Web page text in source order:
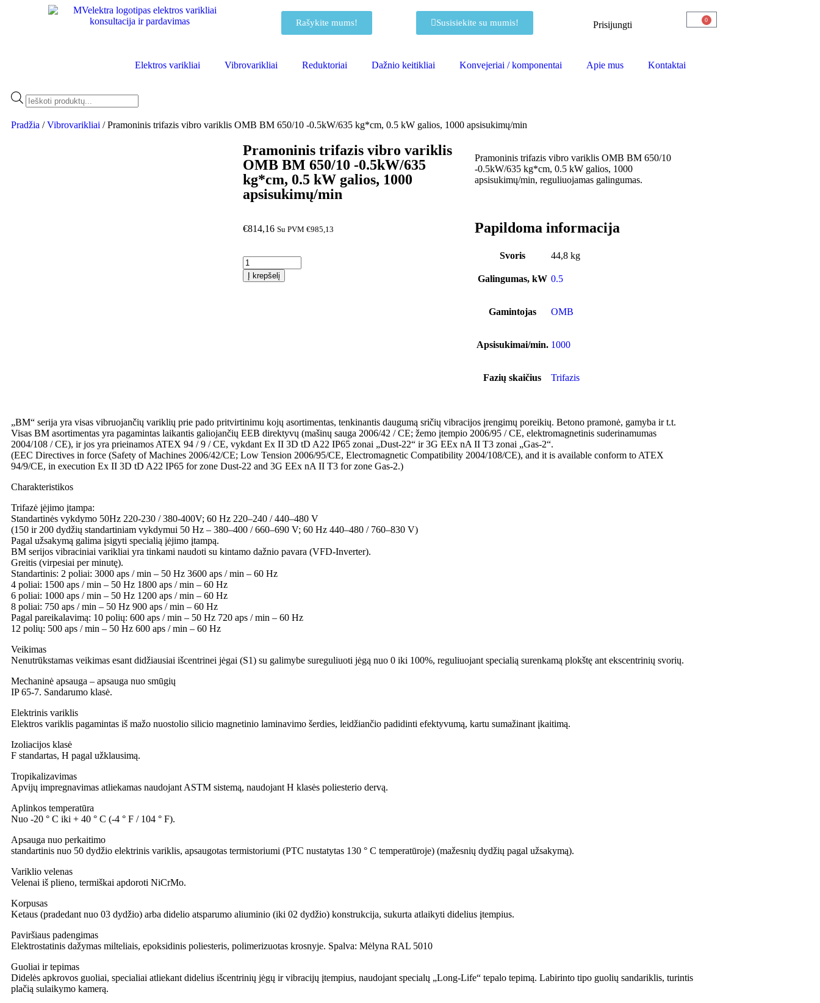
Rašykite mums! Susisiekite su mumis! Prisijungti 0
Elektros varikliai Vibrovarikliai Reduktoriai Dažnio keitikliai Konvejeriai / komponentai Apie mus Kontaktai
Pradžia /Vibrovarikliai / Pramoninis trifazis vibro variklis OMB BM 650/10 -0.5kW/635 kg*cm, 0.5 kW galios, 1000 apsisukimų/min
Pramoninis trifazis vibro variklis
OMB BM 650/10 -0.5kW/635
kg*cm, 0.5 kW galios, 1000
apsisukimų/min
€814,16 Su PVM €985,13
Į krepšelį
Pramoninis trifazis vibro variklis OMB BM 650/10
-0.5kW/635 kg*cm, 0.5 kW galios, 1000
apsisukimų/min, reguliuojamas galingumas.
Papildoma informacija
Svoris 44,8 kg
Galingumas, kW 0.5
Gamintojas OMB
Apsisukimai/min. 1000
Fazių skaičius Trifazis
„BM“ serija yra visas vibruojančių variklių prie pado pritvirtinimu kojų asortimentas, tenkinantis daugumą sričių vibracijos įrengimų poreikių. Betono pramonė, gamyba ir t.t.
Visas BM asortimentas yra pagamintas laikantis galiojančių EEB direktyvų (mašinų sauga 2006/42 / CE; žemo įtempio 2006/95 / CE, elektromagnetinis suderinamumas
2004/108 / CE), ir jos yra prieinamos ATEX 94 / 9 / CE, vykdant Ex II 3D tD A22 IP65 zonai „Dust-22“ ir 3G EEx nA II T3 zonai „Gas-2“.
(EEC Directives in force (Safety of Machines 2006/42/CE; Low Tension 2006/95/CE, Electromagnetic Compatibility 2004/108/CE), and it is available conform to ATEX
94/9/CE, in execution Ex II 3D tD A22 IP65 for zone Dust-22 and 3G EEx nA II T3 for zone Gas-2.)
Charakteristikos
Trifazė įėjimo įtampa:
Standartinės vykdymo 50Hz 220-230 / 380-400V; 60 Hz 220–240 / 440–480 V
(150 ir 200 dydžių standartiniam vykdymui 50 Hz – 380–400 / 660–690 V; 60 Hz 440–480 / 760–830 V)
Pagal užsakymą galima įsigyti specialią įėjimo įtampą.
BM serijos vibraciniai varikliai yra tinkami naudoti su kintamo dažnio pavara (VFD-Inverter).
Greitis (virpesiai per minutę).
Standartinis: 2 poliai: 3000 aps / min – 50 Hz 3600 aps / min – 60 Hz
4 poliai: 1500 aps / min – 50 Hz 1800 aps / min – 60 Hz
6 poliai: 1000 aps / min – 50 Hz 1200 aps / min – 60 Hz
8 poliai: 750 aps / min – 50 Hz 900 aps / min – 60 Hz
Pagal pareikalavimą: 10 polių: 600 aps / min – 50 Hz 720 aps / min – 60 Hz
12 polių: 500 aps / min – 50 Hz 600 aps / min – 60 Hz
Veikimas
Nenutrūkstamas veikimas esant didžiausiai išcentrinei jėgai (S1) su galimybe sureguliuoti jėgą nuo 0 iki 100%, reguliuojant specialią surenkamą plokštę ant ekscentrinių svorių.
Mechaninė apsauga – apsauga nuo smūgių
IP 65-7. Sandarumo klasė.
Elektrinis variklis
Elektros variklis pagamintas iš mažo nuostolio silicio magnetinio laminavimo šerdies, leidžiančio padidinti efektyvumą, kartu sumažinant įkaitimą.
Izoliacijos klasė
F standartas, H pagal užklausimą.
Tropikalizavimas
Apvijų impregnavimas atliekamas naudojant ASTM sistemą, naudojant H klasės poliesterio dervą.
Aplinkos temperatūra
Nuo -20 ° C iki + 40 ° C (-4 ° F / 104 ° F).
Apsauga nuo perkaitimo
standartinis nuo 50 dydžio elektrinis variklis, apsaugotas termistoriumi (PTC nustatytas 130 ° C temperatūroje) (mažesnių dydžių pagal užsakymą).
Variklio velenas
Velenai iš plieno, termiškai apdoroti NiCrMo.
Korpusas
Ketaus (pradedant nuo 03 dydžio) arba didelio atsparumo aliuminio (iki 02 dydžio) konstrukcija, sukurta atlaikyti didelius įtempius.
Paviršiaus padengimas
Elektrostatinis dažymas milteliais, epoksidinis poliesteris, polimerizuotas krosnyje. Spalva: Mėlyna RAL 5010
Guoliai ir tepimas
Didelės apkrovos guoliai, specialiai atliekant didelius išcentrinių jėgų ir vibracijų įtempius, naudojant specialų „Long-Life“ tepalo tepimą. Labirinto tipo guolių sandariklis, turintis
plačią sulaikymo kamerą.